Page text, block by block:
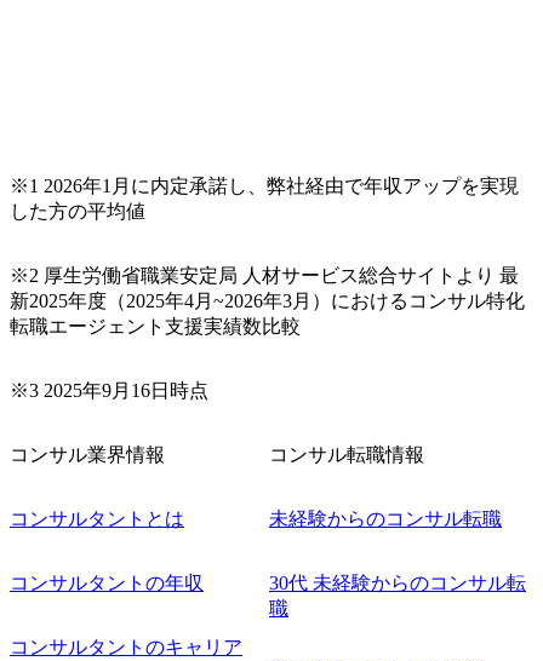
※1 2026年1月に内定承諾し、弊社経由で年収アップを実現
した方の平均値
※2 厚生労働省職業安定局 人材サービス総合サイトより 最
新2025年度（2025年4月~2026年3月）におけるコンサル特化
転職エージェント支援実績数比較
※3 2025年9月16日時点
コンサル業界情報
コンサルタントとは
コンサルタントの年収
コンサルタントのキャリア
コンサル転職情報
未経験からのコンサル転職
30代 未経験からのコンサル転
職